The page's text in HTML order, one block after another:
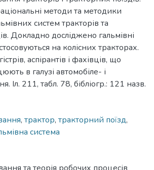
методи та методики
систем тракторів та
Докладно досліджено гальмівні
на колісних тракторах.
аспірантів і фахівців, що
в галузі автомобіле- і
Іл. 211, табл. 78, бібліогр.: 121 назв.
, трактор, тракторний поїзд,
система